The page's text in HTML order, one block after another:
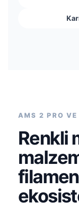
AMS 2 PRO
Renkli